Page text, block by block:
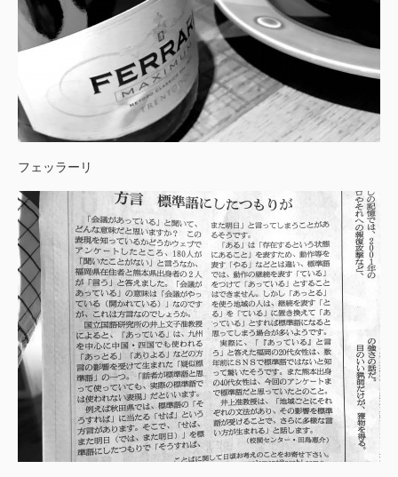
フェッラーリ